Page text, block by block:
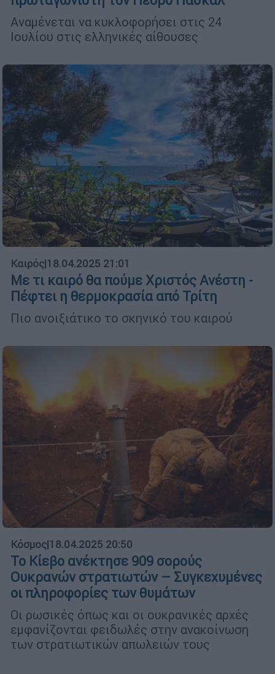
Αναμένεται να κυκλοφορήσει στις 24
Ιουλίου στις ελληνικές αίθουσες
Καιρός|18.04.2025 21:01
Με τι καιρό θα πούμε Χριστός Ανέστη -
Πέφτει η θερμοκρασία από Τρίτη
Πιο ανοιξιάτικο το σκηνικό του καιρού
Κόσμος|18.04.2025 20:50
Το Κίεβο ανέκτησε 909 σορούς
Ουκρανών στρατιωτών – Συγκεχυμένες
οι πληροφορίες των θυμάτων
Οι ρωσικές όπως και οι ουκρανικές αρχές
εμφανίζονται φειδωλές στην ανακοίνωση
των στρατιωτικών απωλειών τους